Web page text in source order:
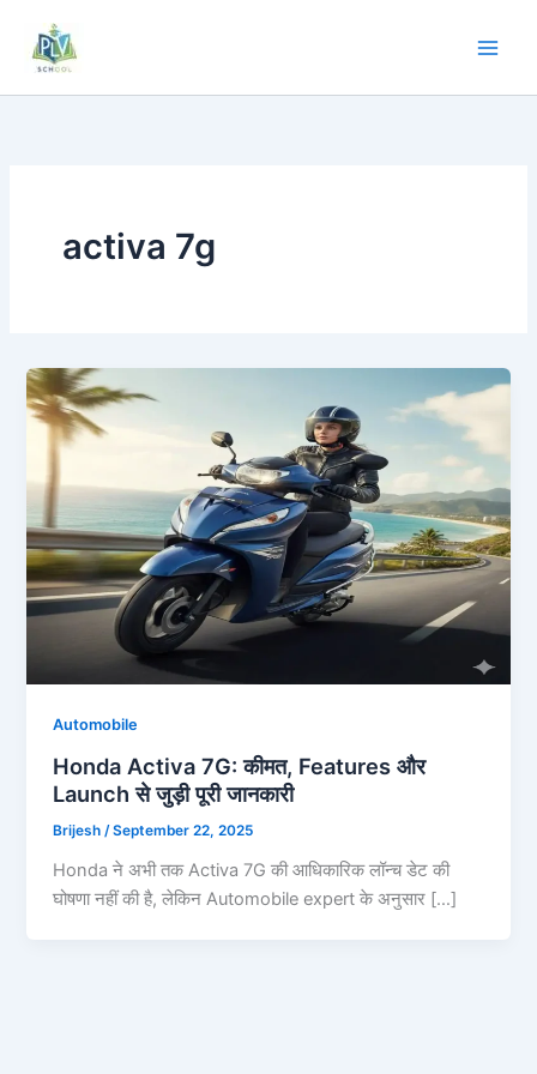
activa 7g
Automobile
Honda Activa 7G: कीमत, Features और
Launch से जुड़ी पूरी जानकारी
Brijesh/September 22, 2025
Honda ने अभी तक Activa 7G की आधिकारिक लॉन्च डेट की
घोषणा नहीं की है, लेकिन Automobile expert के अनुसार […]